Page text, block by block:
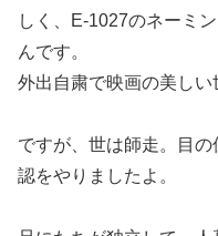
しく、E-1027のネーミ
んです。
外出自粛で映画の美しい
ですが、世は師走。目
認をやりましたよ。